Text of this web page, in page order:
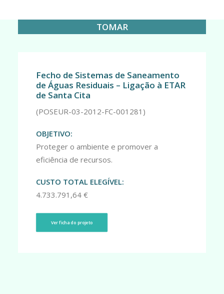
TOMAR
Fecho de Sistemas de Saneamento
de Águas Residuais – Ligação à ETAR
de Santa Cita
(POSEUR-03-2012-FC-001281)
OBJETIVO:
Proteger o ambiente e promover a
eficiência de recursos.
CUSTO TOTAL ELEGÍVEL:
4.733.791,64 €
Ver ficha do projeto